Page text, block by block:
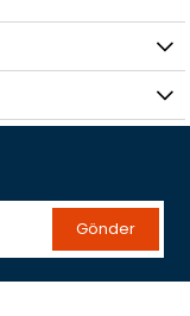
Gönder